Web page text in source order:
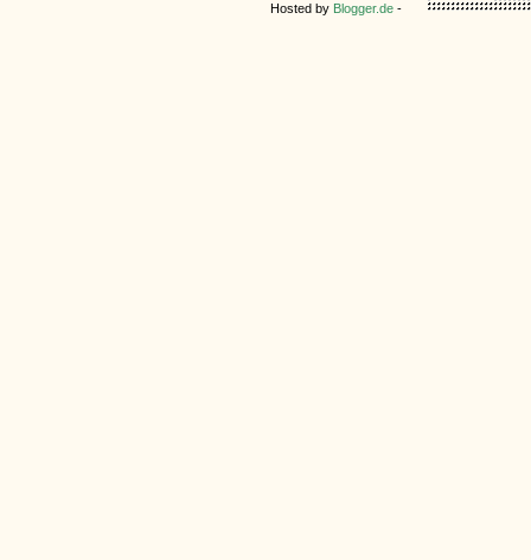
Hosted by Blogger.de-